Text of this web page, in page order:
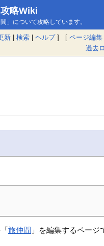
略Wiki
」について攻略しています。
新 | 検索 | ヘルプ] [ ページ編集
過去
旅仲間 」を編集するページ